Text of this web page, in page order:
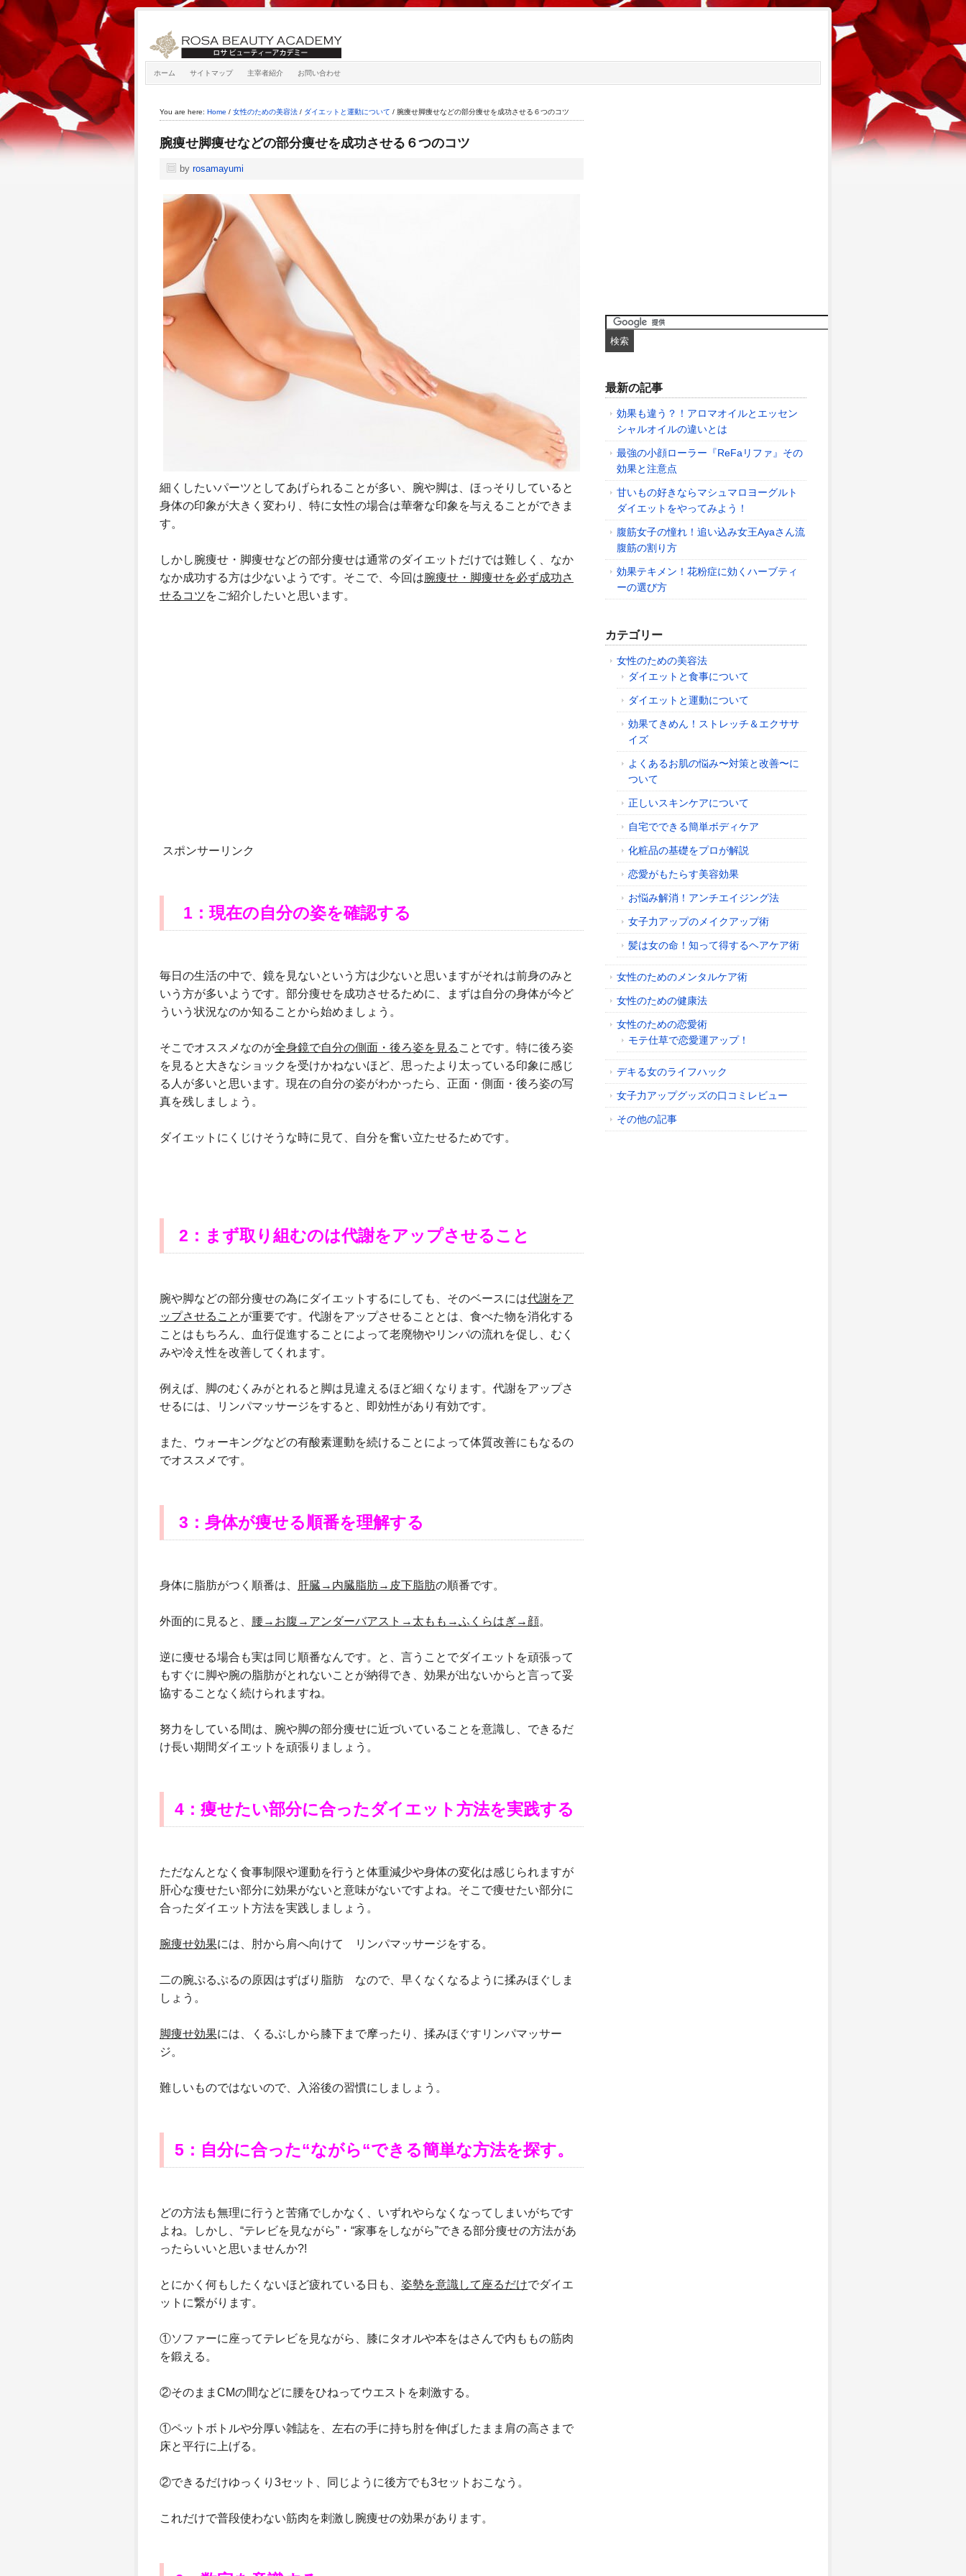
ホーム サイトマップ 主宰者紹介 お問い合わせ
You are here: Home / 女性のための美容法 / ダイエットと運動について / 腕痩せ脚痩せなどの部分痩せを成功させる６つのコツ
腕痩せ脚痩せなどの部分痩せを成功させる６つのコツ
by rosamayumi
細くしたいパーツとしてあげられることが多い、腕や脚は、ほっそりしていると
身体の印象が大きく変わり、特に女性の場合は華奢な印象を与えることができま
す。
しかし腕痩せ・脚痩せなどの部分痩せは通常のダイエットだけでは難しく、なか
なか成功する方は少ないようです。そこで、今回は腕痩せ・脚痩せを必ず成功さ
せるコツをご紹介したいと思います。
スポンサーリンク
1：現在の自分の姿を確認する
毎日の生活の中で、鏡を見ないという方は少ないと思いますがそれは前身のみと
いう方が多いようです。部分痩せを成功させるために、まずは自分の身体が今ど
ういう状況なのか知ることから始めましょう。
そこでオススメなのが全身鏡で自分の側面・後ろ姿を見る ことです。特に後ろ姿
を見ると大きなショックを受けかねないほど、思ったより太っている印象に感じ
る人が多いと思います。現在の自分の姿がわかったら、正面・側面・後ろ姿の写
真を残しましょう。
ダイエットにくじけそうな時に見て、自分を奮い立たせるためです。
2：まず取り組むのは代謝をアップさせること
腕や脚などの部分痩せの為にダイエットするにしても、そのベースには代謝をア
ップさせること が重要です。代謝をアップさせることとは、食べた物を消化する
ことはもちろん、血行促進することによって老廃物やリンパの流れを促し、むく
みや冷え性を改善してくれます。
例えば、脚のむくみがとれると脚は見違えるほど細くなります。代謝をアップさ
せるには、リンパマッサージをすると、即効性があり有効です。
また、ウォーキングなどの有酸素運動を続けることによって体質改善にもなるの
でオススメです。
3：身体が痩せる順番を理解する
身体に脂肪がつく順番は、 肝臓→内臓脂肪→皮下脂肪の順番です。
外面的に見ると、 腰→お腹→アンダーバアスト→太もも→ふくらはぎ→顔。
逆に痩せる場合も実は同じ順番なんです。と、言うことでダイエットを頑張って
もすぐに脚や腕の脂肪がとれないことが納得でき、効果が出ないからと言って妥
協することなく続けられますね。
努力をしている間は、腕や脚の部分痩せに近づいていることを意識し、できるだ
け長い期間ダイエットを頑張りましょう。
4：痩せたい部分に合ったダイエット方法を実践する
ただなんとなく食事制限や運動を行うと体重減少や身体の変化は感じられますが
肝心な痩せたい部分に効果がないと意味がないですよね。そこで痩せたい部分に
合ったダイエット方法を実践しましょう。
腕痩せ効果には、肘から肩へ向けて リンパマッサージをする。
二の腕ぷるぷるの原因はずばり脂肪 なので、早くなくなるように揉みほぐしま
しょう。
脚痩せ効果には、くるぶしから膝下まで摩ったり、揉みほぐすリンパマッサー
ジ。
難しいものではないので、入浴後の習慣にしましょう。
5：自分に合った“ながら“できる簡単な方法を探す。
どの方法も無理に行うと苦痛でしかなく、いずれやらなくなってしまいがちです
よね。しかし、“テレビを見ながら”・“家事をしながら”できる部分痩せの方法があ
ったらいいと思いませんか?!
とにかく何もしたくないほど疲れている日も、 姿勢を意識して座るだけでダイエ
ットに繋がります。
①ソファーに座ってテレビを見ながら、膝にタオルや本をはさんで内ももの筋肉
を鍛える。
②そのままCMの間などに腰をひねってウエストを刺激する。
①ペットボトルや分厚い雑誌を、左右の手に持ち肘を伸ばしたまま肩の高さまで
床と平行に上げる。
②できるだけゆっくり3セット、同じように後方でも3セットおこなう。
これだけで普段使わない筋肉を刺激し腕痩せの効果があります。
最新の記事
効果も違う？！アロマオイルとエッセン
シャルオイルの違いとは
最強の小顔ローラー『ReFaリファ』その
効果と注意点
甘いもの好きならマシュマロヨーグルト
ダイエットをやってみよう！
腹筋女子の憧れ！追い込み女王Ayaさん流
腹筋の割り方
効果テキメン！花粉症に効くハーブティ
ーの選び方
カテゴリー
女性のための美容法
ダイエットと食事について
ダイエットと運動について
効果てきめん！ストレッチ＆エクササ
イズ
よくあるお肌の悩み〜対策と改善〜に
ついて
正しいスキンケアについて
自宅でできる簡単ボディケア
化粧品の基礎をプロが解説
恋愛がもたらす美容効果
お悩み解消！アンチエイジング法
女子力アップのメイクアップ術
髪は女の命！知って得するヘアケア術
女性のためのメンタルケア術
女性のための健康法
女性のための恋愛術
モテ仕草で恋愛運アップ！
デキる女のライフハック
女子力アップグッズの口コミレビュー
その他の記事